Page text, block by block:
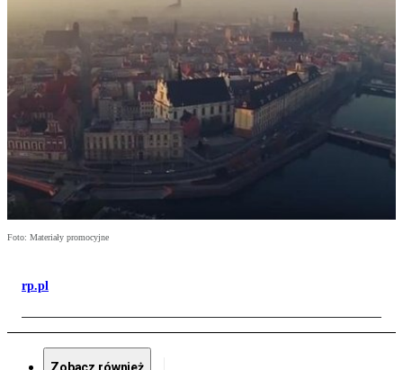
Foto: Materiały promocyjne
rp.pl